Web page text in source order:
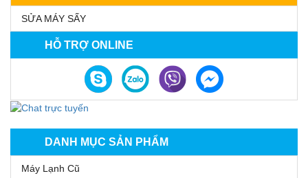
SỬA MÁY SẤY
HỖ TRỢ ONLINE
DANH MỤC SẢN PHẨM
Máy Lạnh Cũ